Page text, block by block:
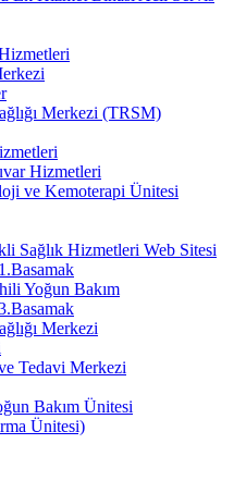
Merkezi (TRSM)
Hizmetleri
ve Kemoterapi Ünitesi
Sağlık Hizmetleri Web Sitesi
Yoğun Bakım
Merkezi
Tedavi Merkezi
Bakım Ünitesi
Ünitesi)